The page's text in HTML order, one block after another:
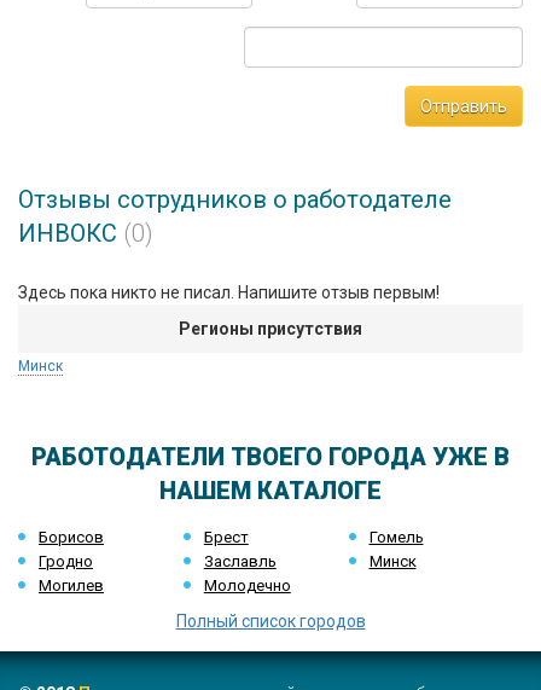
Отправить
Отзывы сотрудников о работодателе
ИНВОКС (0)
Здесь пока никто не писал. Напишите отзыв первым!
Регионы присутствия
Минск
РАБОТОДАТЕЛИ ТВОЕГО ГОРОДА УЖЕ В
НАШЕМ КАТАЛОГЕ
Борисов Брест
Гомель
Гродно
Заславль
Минск
Могилев
Молодечно
Полный список городов